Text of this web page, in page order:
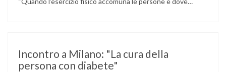
Incontro a Milano: "La cura della
persona con diabete"